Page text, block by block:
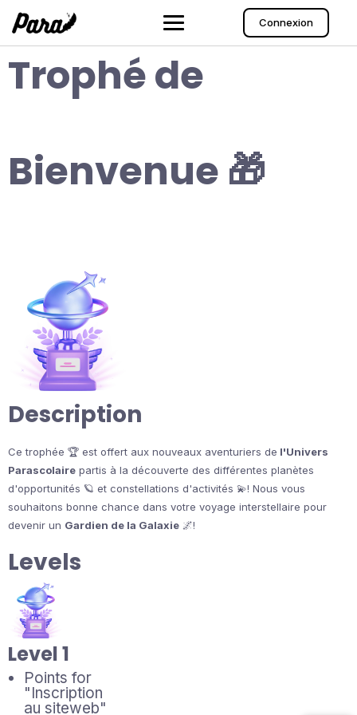
contenu
Connexion
Trophé de
Bienvenue 🎁
Description
Ce trophée 🏆 est offert aux nouveaux aventuriers de l'Univers
Parascolaire partis à la découverte des différentes planètes
d'opportunités 🪐 et constellations d'activités 💫! Nous vous
souhaitons bonne chance dans votre voyage interstellaire pour
devenir un Gardien de la Galaxie 🌌!
Levels
Level 1
Points for
"Inscription
au siteweb"